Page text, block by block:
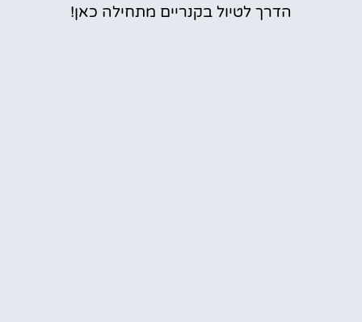
הדרך לטיול בקנריים מתחילה כאן!